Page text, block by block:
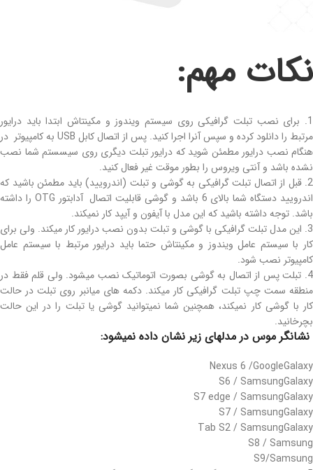
نکات مهم:
1. برای نصب تبلت گرافیکی روی سیستم ویندوز و مکینتاش ابتدا باید درایور
مرتبط را دانلود کرده و سپس آنرا اجرا کنید. پس از اتصال کابل USB به کامپیوتر در
هنگام نصب درایور مطمئن شوید که درایور تبلت دیگری روی سیسستم شما نصب
نشده باشد و آنتی ویروس را بطور موقت غیر فعال کنید.
2. قبل از اتصال تبلت گرافیکی به گوشی و تبلت (اندرویید) باید مطمئن باشید که
اندرویید دستگاه شما بالای 6 باشد و گوشی قابلیت اتصال آدابتور OTG را داشته
باشد. توجه داشته باشید که این مدل با آیفون و آیپد کار نمیکند.
3. این مدل تبلت گرافیکی با گوشی و تبلت بدون نصب درایور کار میکند. ولی برای
کار با سیستم عامل ویندوز و مکینتاش حتما باید درایور مرتبط با سیستم عامل
کامپیوتر نصب شود.
4. تبلت پس از اتصال به گوشی بصورت اتوماتیک نصب میشود. ولی قلم فقط در
منطقه سمت چپ تبلت گرافیکی کار میکند. دکمه های میانبر روی تبلت در حالت
کار با گوشی کار نمیکند، همچنین شما نمیتوانید گوشی یا تبلت را در این حالت
بچرخانید.
نشانگر موس در مدلهای زیر نشان داده نمیشود:
Nexus 6 /GoogleGalaxy
S6 / SamsungGalaxy
S7 edge / SamsungGalaxy
S7 / SamsungGalaxy
Tab S2 / SamsungGalaxy
S8 / Samsung
S9/Samsung